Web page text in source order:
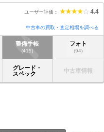
ユーザー評価： 4.4
中古車の買取・査定相場を調べる
整備手帳
(415)
フォト
(94)
グレード・
スペック
中古車情報